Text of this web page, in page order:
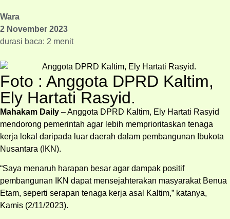
Wara
2 November 2023
durasi baca: 2 menit
Foto : Anggota DPRD Kaltim,
Ely Hartati Rasyid.
Mahakam Daily – Anggota DPRD Kaltim, Ely Hartati Rasyid
mendorong pemerintah agar lebih memprioritaskan tenaga
kerja lokal daripada luar daerah dalam pembangunan Ibukota
Nusantara (IKN).
“Saya menaruh harapan besar agar dampak positif
pembangunan IKN dapat mensejahterakan masyarakat Benua
Etam, seperti serapan tenaga kerja asal Kaltim,” katanya,
Kamis (2/11/2023).